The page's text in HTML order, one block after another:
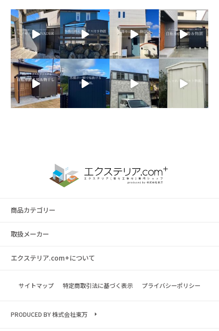
商品カテゴリー
取扱メーカー
エクステリア.com+について
サイトマップ 特定商取引法に基づく表示 プライバシーポリシー
PRODUCED BY 株式会社東万